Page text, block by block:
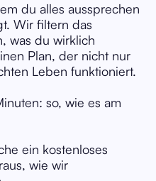
du alles aussprechen
Wir filtern das
was du wirklich
Plan, der nicht nur
Leben funktioniert.
so, wie es am
ein kostenloses
wie wir